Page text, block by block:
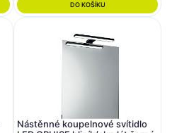
DO KOŠÍKU
Nástěnné koupelnové svítidlo